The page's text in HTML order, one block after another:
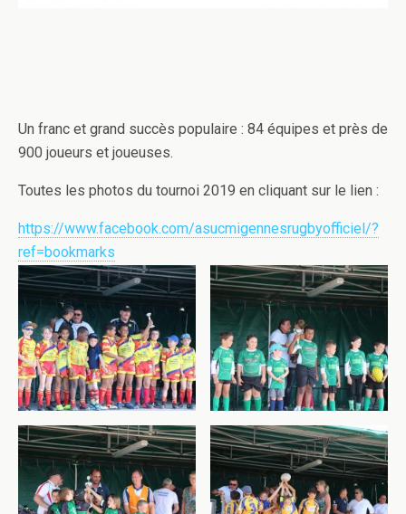
Un franc et grand succès populaire : 84 équipes et près de
900 joueurs et joueuses.
Toutes les photos du tournoi 2019 en cliquant sur le lien :
https://www.facebook.com/asucmigennesrugbyofficiel/?
ref=bookmarks